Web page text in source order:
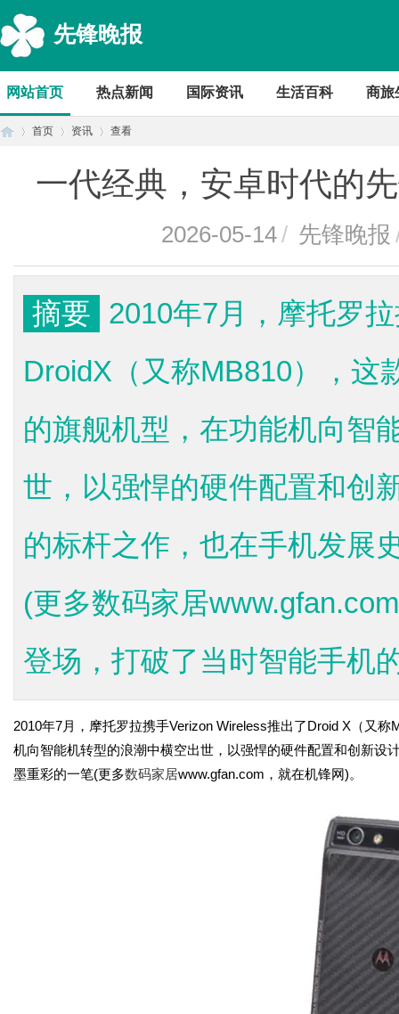
先锋晚报
网站首页 热点新闻 国际资讯 生活百科 商旅
首页 资讯 查看
一代经典，安卓时代的
2026-05-14/ 先锋晚报
摘要
2010年7月，摩托罗
DroidX（又称MB810），这
的旗舰机型，在功能机向智
世，以强悍的硬件配置和创
的标杆之作，也在手机发展
(更多数码家居
登场，打破了当时智能手机
2010年7月，摩托罗拉携手Verizon Wireless推出了Droid X（又
机向智能机转型的浪潮中横空出世，以强悍的硬件配置和创新设
墨重彩的一笔(更多数码家居www.gfan.com，就在机锋网)。